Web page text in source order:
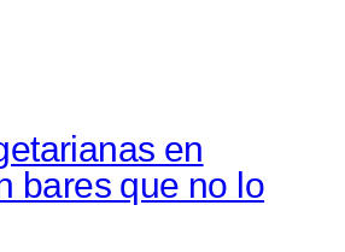
en
bares que no lo